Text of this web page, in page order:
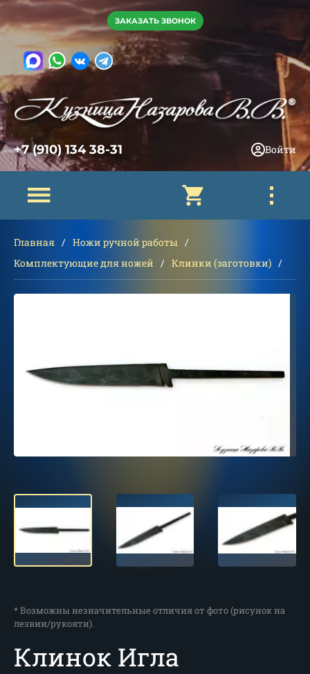
ЗАКАЗАТЬ ЗВОНОК
+7 (910) 134 38-31 Войти
Главная
Ножи ручной работы
Комплектующие для ножей
Клинки (заготовки)
* Возможны незначительные отличия от фото (рисунок на
лезвии/рукояти).
Клинок Игла